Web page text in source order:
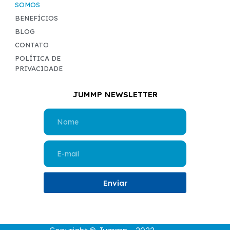
SOMOS
BENEFÍCIOS
BLOG
CONTATO
POLÍTICA DE
PRIVACIDADE
JUMMP NEWSLETTER
Enviar